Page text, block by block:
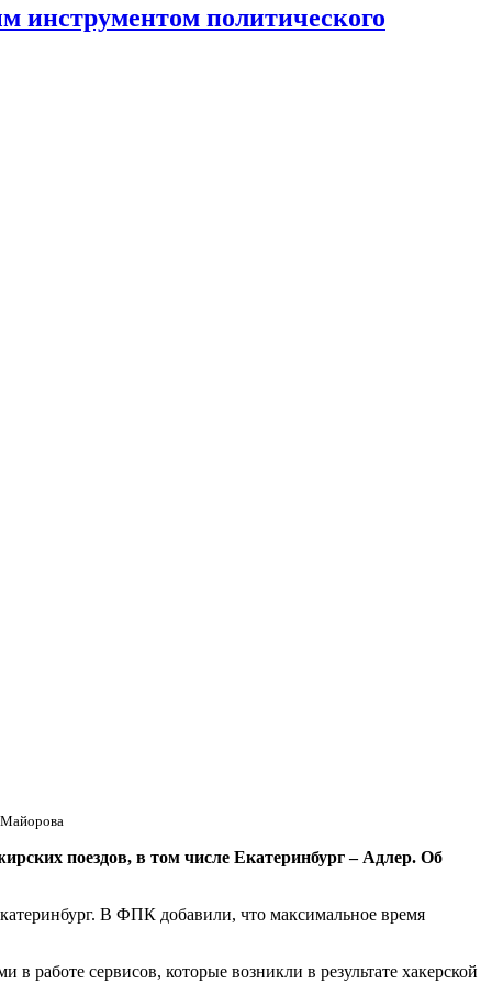
инструментом политического
поездов, в том числе Екатеринбург – Адлер. Об
В ФПК добавили, что максимальное время
в работе сервисов, которые возникли в результате хакерской